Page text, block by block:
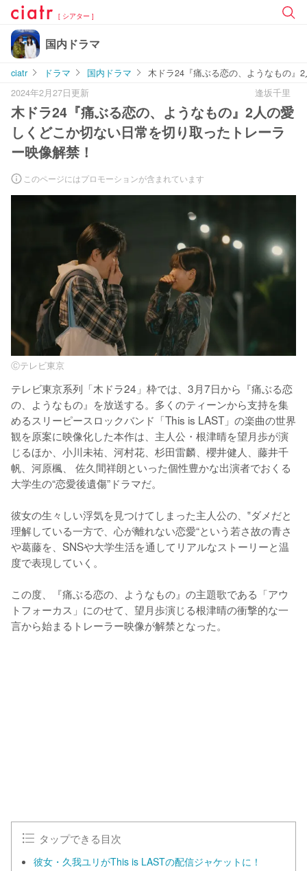
[ シアター ]
国内ドラマ
ciatr ドラマ 国内ドラマ
木ドラ24『痛ぶる恋の、ようなもの』
2024年2月27日更新
逢坂千里
木ドラ24『痛ぶる恋の、ようなもの』2⼈の愛
しくどこか切ない⽇常を切り取ったトレーラ
ー映像解禁！
このページにはプロモーションが含まれています
Ⓒテレビ東京
テレビ東京系列「木ドラ24」枠では、3⽉7⽇から『痛ぶる恋
の、ようなもの』を放送する。多くのティーンから⽀持を集
めるスリーピースロックバンド「This is LAST」の楽曲の世界
観を原案に映像化した本作は、主⼈公・根津晴を望⽉歩が演
じるほか、⼩川未祐、河村花、杉⽥雷麟、櫻井健⼈、藤井千
帆、河原楓、 佐久間祥朗といった個性豊かな出演者でおくる
⼤学⽣の“恋愛後遺傷”ドラマだ。
彼⼥の⽣々しい浮気を⾒つけてしまった主⼈公の、‟ダメだと
理解している⼀⽅で、⼼が離れない恋愛“という若さ故の⻘さ
や葛藤を、SNSや⼤学⽣活を通してリアルなストーリーと温
度で表現していく。
この度、『痛ぶる恋の、ようなもの』の主題歌である「アウ
トフォーカス」にのせて、望⽉歩演じる根津晴の衝撃的な⼀
⾔から始まるトレーラー映像が解禁となった。
タップできる目次
彼⼥・久我ユリがThis is LASTの配信ジャケットに！